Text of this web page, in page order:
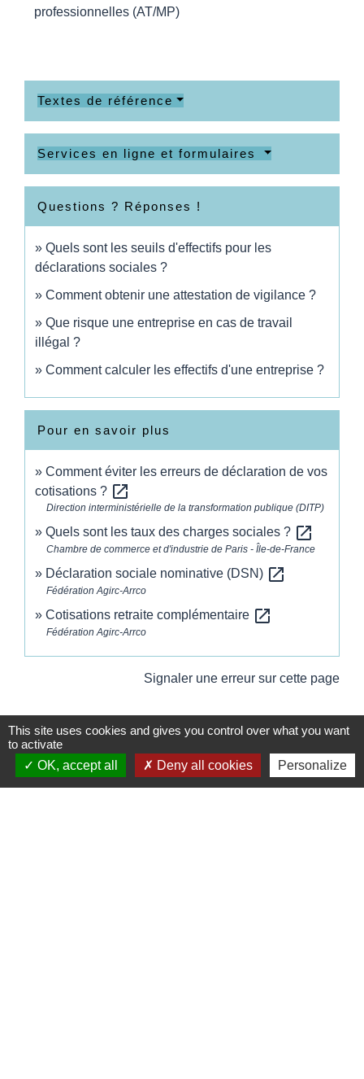
professionnelles (AT/MP)
Textes de référence
Services en ligne et formulaires
Questions ? Réponses !
Quels sont les seuils d'effectifs pour les
déclarations sociales ?
Comment obtenir une attestation de vigilance ?
Que risque une entreprise en cas de travail
illégal ?
Comment calculer les effectifs d'une entreprise ?
Pour en savoir plus
Comment éviter les erreurs de déclaration de vos
cotisations ? open_in_new
Direction interministérielle de la transformation publique (DITP)
Quels sont les taux des charges sociales ? open_in_new
Chambre de commerce et d'industrie de Paris - Île-de-France
Déclaration sociale nominative (DSN) open_in_new
Fédération Agirc-Arrco
Cotisations retraite complémentaire open_in_new
Fédération Agirc-Arrco
Signaler une erreur sur cette page
This site uses cookies and gives you control over what you want
to activate
OK, accept all
Deny all cookies Personalize